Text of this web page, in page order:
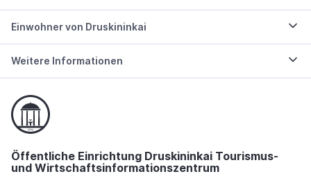
Einwohner von Druskininkai
Weitere Informationen
Öffentliche Einrichtung Druskininkai Tourismus-
und Wirtschaftsinformationszentrum